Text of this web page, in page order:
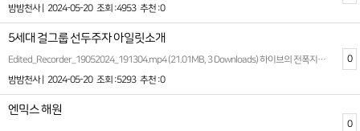
밤밤천사 | 2024-05-20 조회 :4953 추천 :0
5세대 걸그룹 선두주자 아일릿소개
Edited_Recorder_19052024_191304.mp4 (21.01MB, 3 Downloads) 하이브의 전폭지원으로 앞으로가 더 기대되는 걸그룹이라할수있다
밤밤천사 |
2024-05-20 조회 :5293 추천 :0
0
엔믹스 해원
0